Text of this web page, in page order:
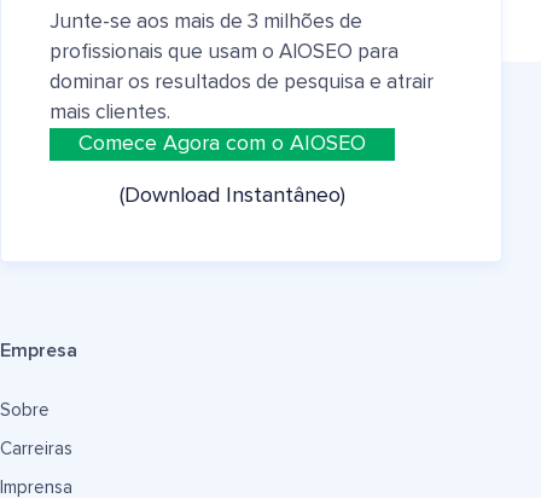
Junte-se aos mais de 3 milhões de
profissionais que usam o AIOSEO para
dominar os resultados de pesquisa e atrair
mais clientes.
Comece Agora com o AIOSEO
(Download Instantâneo)
Empresa
Sobre
Carreiras
Imprensa